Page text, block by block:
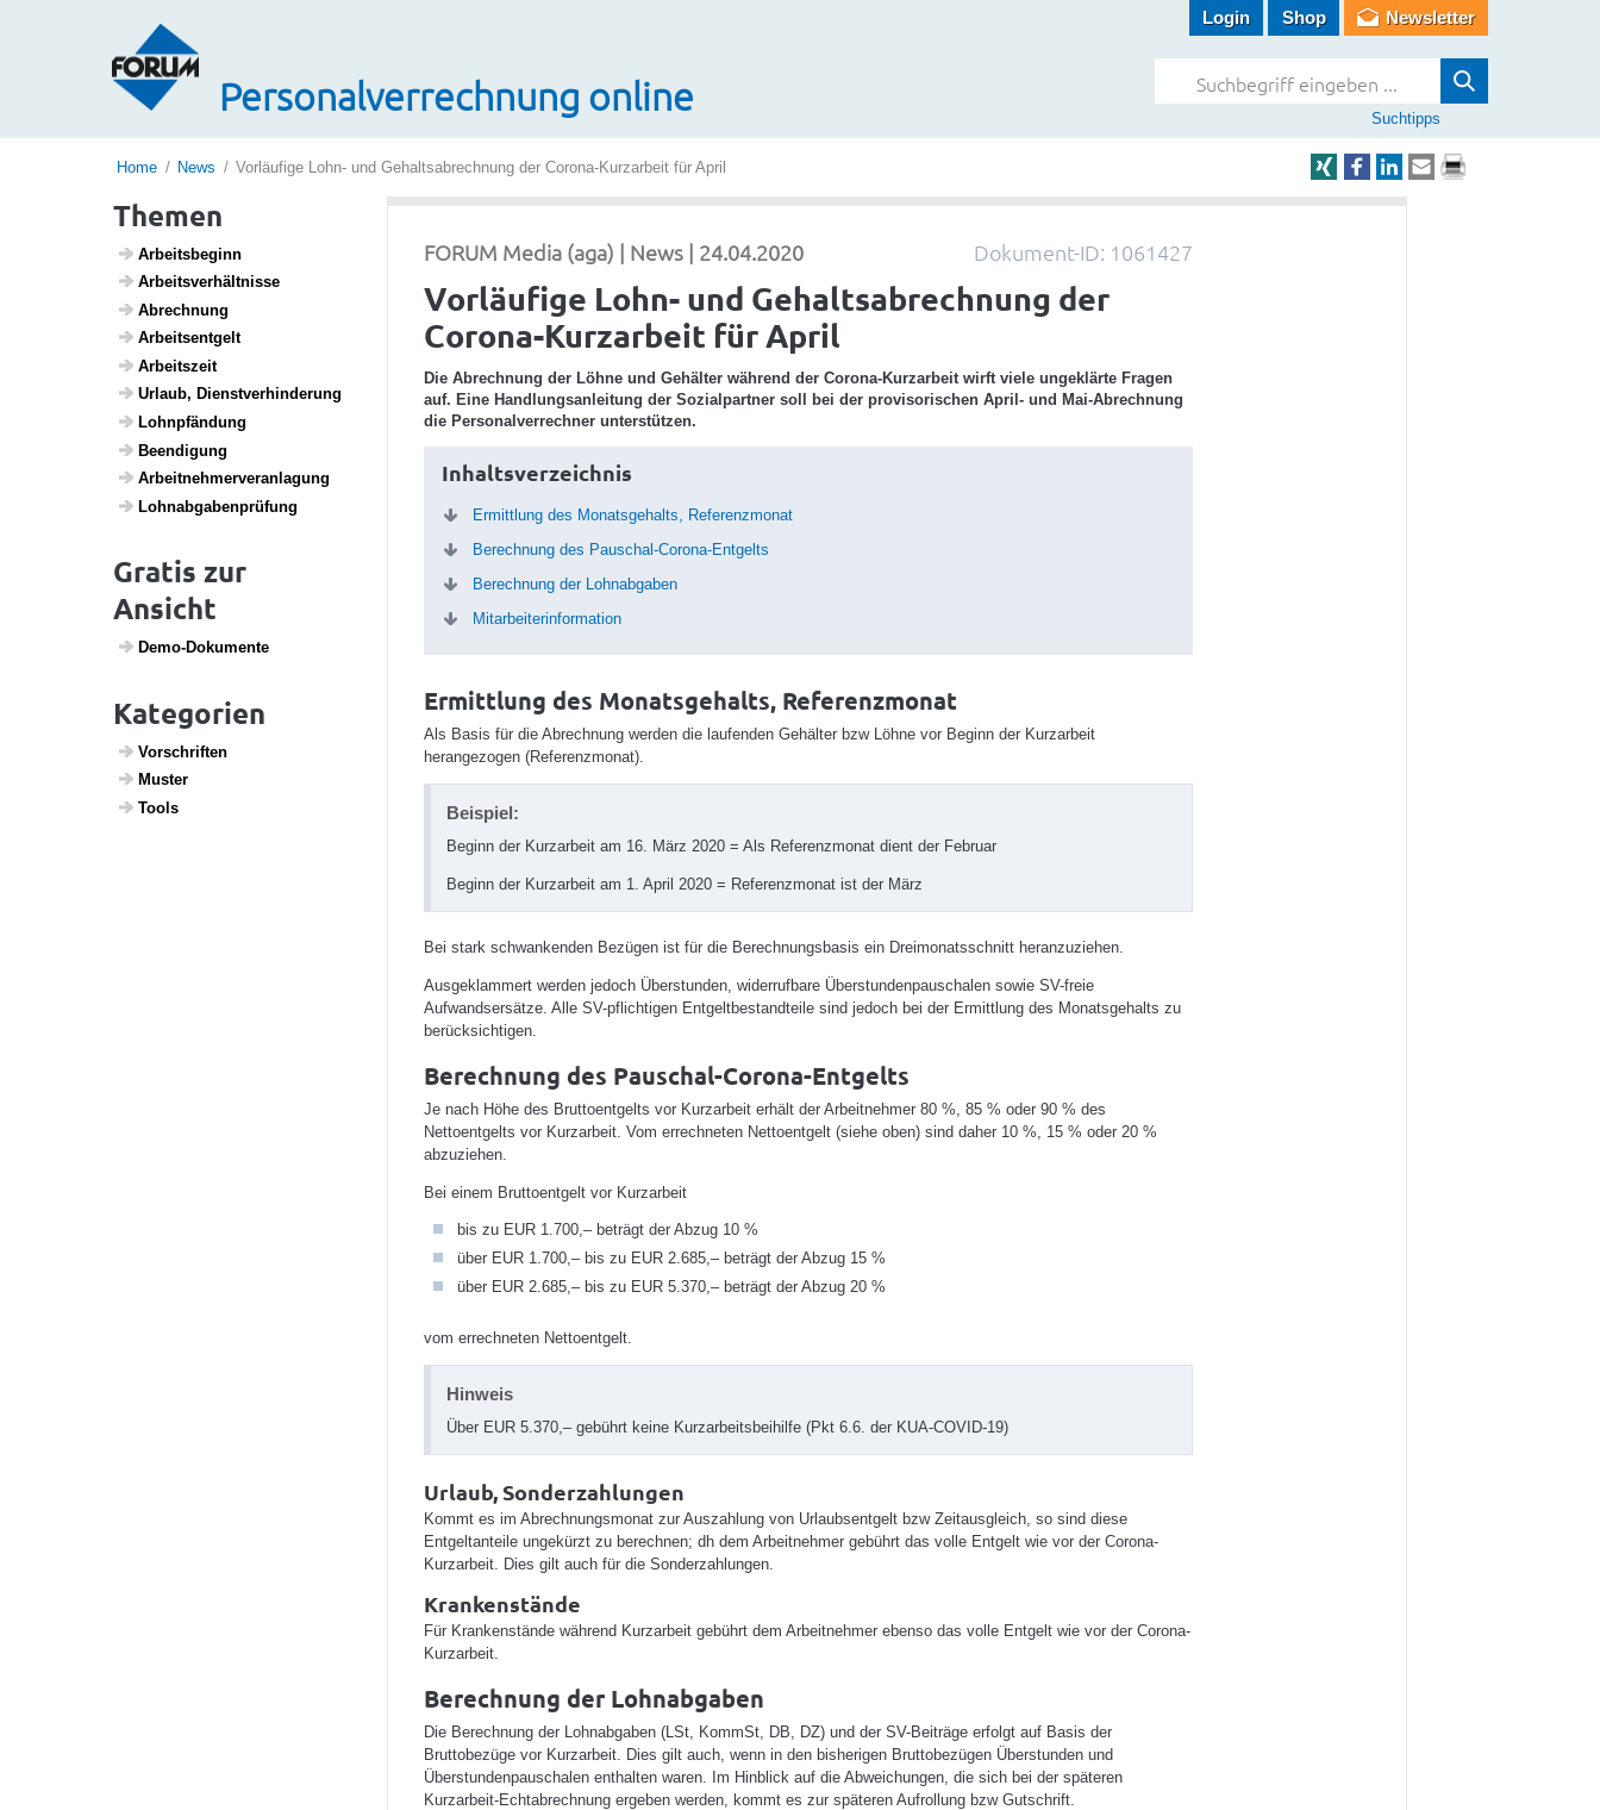
Personalverrechnung online
Login Shop Newsletter
Suchtipps
Home News Vorläufige Lohn- und Gehaltsabrechnung der Corona-Kurzarbeit für April
Themen
Arbeits­be­ginn
Arbeits­ver­hält­nisse
Abrech­nung
Arbeits­ent­gelt
Arbeits­zeit
Urlaub, Dienst­ver­hin­de­rung
Lohn­pfän­dung
Been­di­gung
Arbeit­neh­mer­ver­an­la­gung
Lohn­ab­ga­ben­prü­fung
Gratis zur
Ansicht
Demo-Doku­mente
Kategorien
Vorschriften
Muster
Tools
Dokument-ID: 1061427
FORUM Media (aga) | News | 24.04.2020
Vorläufige Lohn- und Gehaltsabrechnung der
Corona-Kurzarbeit für April
Die Abrechnung der Löhne und Gehälter während der Corona-Kurzarbeit wirft viele ungeklärte Fragen
auf. Eine Handlungsanleitung der Sozialpartner soll bei der provisorischen April- und Mai-Abrechnung
die Personalverrechner unterstützen.
Inhaltsverzeichnis
Ermittlung des Monatsgehalts, Referenzmonat
Berechnung des Pauschal-Corona-Entgelts
Berechnung der Lohnabgaben
Mitarbeiterinformation
Ermittlung des Monatsgehalts, Referenzmonat
Als Basis für die Abrechnung werden die laufenden Gehälter bzw Löhne vor Beginn der Kurzarbeit
herangezogen (Referenzmonat).
Beispiel:
Beginn der Kurzarbeit am 16. März 2020 = Als Referenzmonat dient der Februar
Beginn der Kurzarbeit am 1. April 2020 = Referenzmonat ist der März
Bei stark schwankenden Bezügen ist für die Berechnungsbasis ein Dreimonatsschnitt heranzuziehen.
Ausgeklammert werden jedoch Überstunden, widerrufbare Überstundenpauschalen sowie SV-freie
Aufwandsersätze. Alle SV-pflichtigen Entgeltbestandteile sind jedoch bei der Ermittlung des Monatsgehalts zu
berücksichtigen.
Berechnung des Pauschal-Corona-Entgelts
Je nach Höhe des Bruttoentgelts vor Kurzarbeit erhält der Arbeitnehmer 80 %, 85 % oder 90 % des
Nettoentgelts vor Kurzarbeit. Vom errechneten Nettoentgelt (siehe oben) sind daher 10 %, 15 % oder 20 %
abzuziehen.
Bei einem Bruttoentgelt vor Kurzarbeit
bis zu EUR 1.700,– beträgt der Abzug 10 %
über EUR 1.700,– bis zu EUR 2.685,– beträgt der Abzug 15 %
über EUR 2.685,– bis zu EUR 5.370,– beträgt der Abzug 20 %
vom errechneten Nettoentgelt.
Hinweis
Über EUR 5.370,– gebührt keine Kurzarbeitsbeihilfe (Pkt 6.6. der KUA-COVID-19)
Urlaub, Sonderzahlungen
Kommt es im Abrechnungsmonat zur Auszahlung von Urlaubsentgelt bzw Zeitausgleich, so sind diese
Entgeltanteile ungekürzt zu berechnen; dh dem Arbeitnehmer gebührt das volle Entgelt wie vor der Corona-
Kurzarbeit. Dies gilt auch für die Sonderzahlungen.
Krankenstände
Für Krankenstände während Kurzarbeit gebührt dem Arbeitnehmer ebenso das volle Entgelt wie vor der Corona-
Kurzarbeit.
Berechnung der Lohnabgaben
Die Berechnung der Lohnabgaben (LSt, KommSt, DB, DZ) und der SV-Beiträge erfolgt auf Basis der
Bruttobezüge vor Kurzarbeit. Dies gilt auch, wenn in den bisherigen Bruttobezügen Überstunden und
Überstundenpauschalen enthalten waren. Im Hinblick auf die Abweichungen, die sich bei der späteren
Kurzarbeit-Echtabrechnung ergeben werden, kommt es zur späteren Aufrollung bzw Gutschrift.